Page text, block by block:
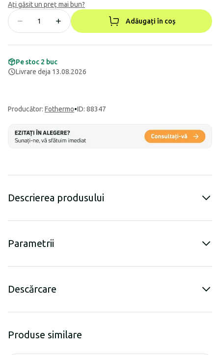
Ați găsit un preț mai bun?
Adăugați în coș
Pe stoc 2 buc
Livrare deja 13.08.2026
Producător: Fothermo•ID: 88347
Descrierea produsului
Parametrii
Descărcare
Produse similare